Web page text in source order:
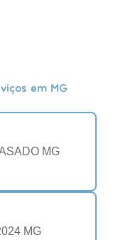
em MG
MG
MG